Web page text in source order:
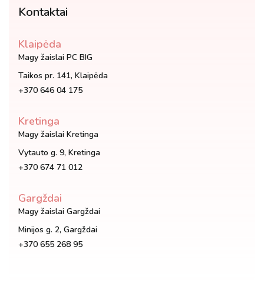
Kontaktai
Klaipėda
Magy žaislai PC BIG
Taikos pr. 141, Klaipėda
+370 646 04 175
Kretinga
Magy žaislai Kretinga
Vytauto g. 9, Kretinga
+370 674 71 012
Gargždai
Magy žaislai Gargždai
Minijos g. 2, Gargždai
+370 655 268 95